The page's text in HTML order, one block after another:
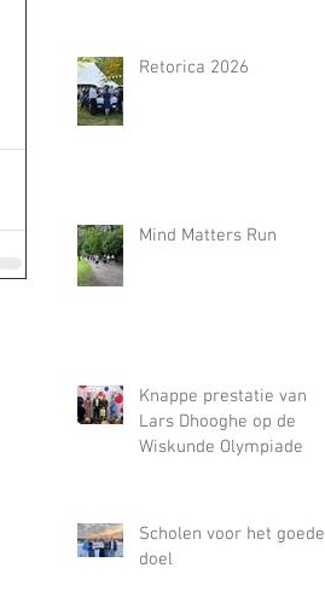
Retorica 2026
Mind Matters Run
Knappe prestatie van
Lars Dhooghe op de
Wiskunde Olympiade
Scholen voor het goede
doel